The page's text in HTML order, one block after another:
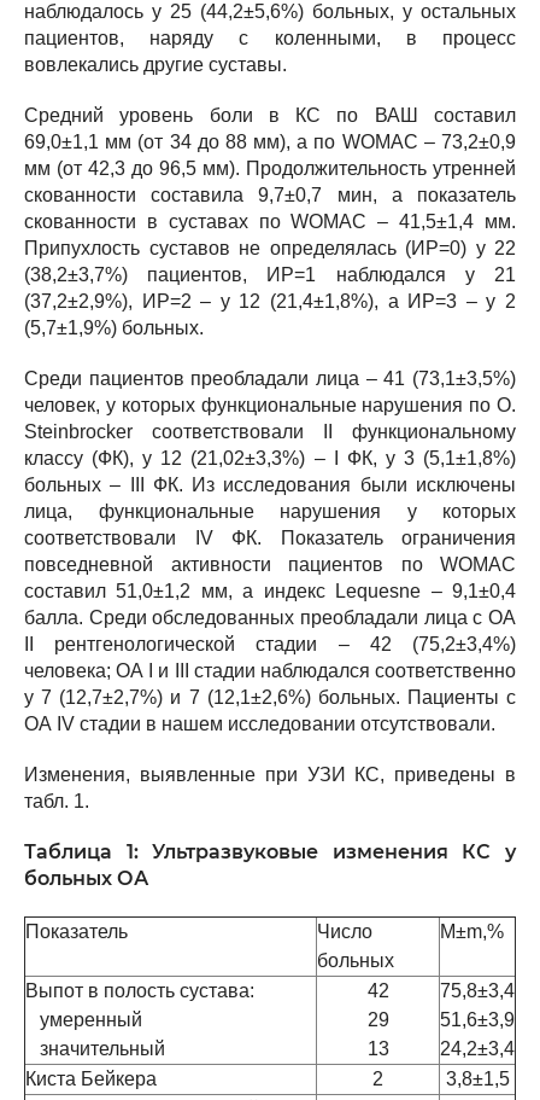
наблюдалось у 25 (44,2±5,6%) больных, у остальных
пациентов, наряду с коленными, в процесс
вовлекались другие суставы.
Средний уровень боли в КС по ВАШ составил
69,0±1,1 мм (от 34 до 88 мм), а по WOMAC – 73,2±0,9
мм (от 42,3 до 96,5 мм). Продолжительность утренней
скованности составила 9,7±0,7 мин, а показатель
скованности в суставах по WOMAC – 41,5±1,4 мм.
Припухлость суставов не определялась (ИР=0) у 22
(38,2±3,7%) пациентов, ИР=1 наблюдался у 21
(37,2±2,9%), ИР=2 – у 12 (21,4±1,8%), а ИР=3 – у 2
(5,7±1,9%) больных.
Среди пациентов преобладали лица – 41 (73,1±3,5%)
человек, у которых функциональные нарушения по O.
Steinbrocker соответствовали II функциональному
классу (ФК), у 12 (21,02±3,3%) – I ФК, у 3 (5,1±1,8%)
больных – III ФК. Из исследования были исключены
лица, функциональные нарушения у которых
соответствовали IV ФК. Показатель ограничения
повседневной активности пациентов по WOMAC
составил 51,0±1,2 мм, а индекс Lequesne – 9,1±0,4
балла. Среди обследованных преобладали лица с ОА
II рентгенологической стадии – 42 (75,2±3,4%)
человека; ОА I и III стадии наблюдался соответственно
у 7 (12,7±2,7%) и 7 (12,1±2,6%) больных. Пациенты с
ОА IV стадии в нашем исследовании отсутствовали.
Изменения, выявленные при УЗИ КС, приведены в
табл. 1.
Таблица 1: Ультразвуковые изменения КС у
больных ОА
Показатель
Число
больных
М±m,%
Выпот в полость сустава:
умеренный
значительный
42
29
13
75,8±3,4
51,6±3,9
24,2±3,4
Киста Бейкера
2
3,8±1,5